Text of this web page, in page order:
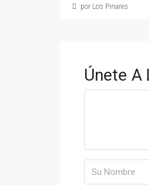
por Los Pinares
Únete A